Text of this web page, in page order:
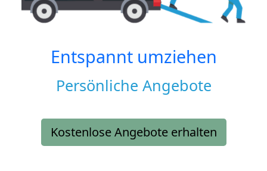
Entspannt umziehen
Persönliche Angebote
Kostenlose Angebote erhalten